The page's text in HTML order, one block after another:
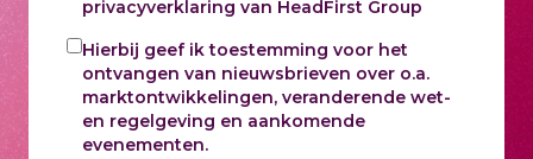
privacyverklaring van HeadFirst Group
Hierbij geef ik toestemming voor het
ontvangen van nieuwsbrieven over o.a.
marktontwikkelingen, veranderende wet-
en regelgeving en aankomende
evenementen.